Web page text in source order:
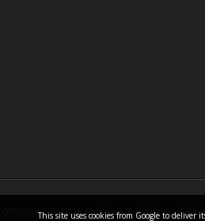
COPYRIGHT ©2026 Mariano Turigliatto il Blog
This site uses cookies from Google to